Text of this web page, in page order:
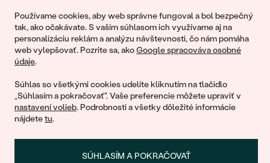
Používame cookies, aby web správne fungoval a bol bezpečný
tak, ako očakávate. S vaším súhlasom ich využívame aj na
personalizáciu reklám a analýzu návštevnosti, čo nám pomáha
web vylepšovať. Pozrite sa, akoGoogle spracováva osobné
údaje.
Súhlas so všetkými cookies udelíte kliknutím na tlačidlo
„Súhlasím a pokračovať". Vaše preferencie môžete upraviť v
nastavení volieb. Podrobnosti a všetky dôležité informácie
nájdetetu.
SÚHLASÍM A POKRAČOVAŤ
© 2011 - 2026, Eppi.sk